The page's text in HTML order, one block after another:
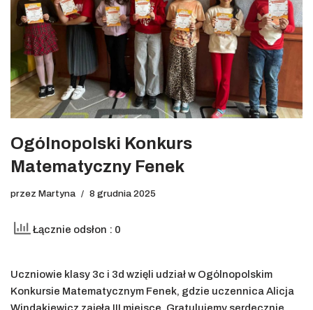
Ogólnopolski Konkurs
Matematyczny Fenek
przez Martyna 8 grudnia 2025
Łącznie odsłon : 0
Uczniowie klasy 3c i 3d wzięli udział w Ogólnopolskim
Konkursie Matematycznym Fenek, gdzie uczennica Alicja